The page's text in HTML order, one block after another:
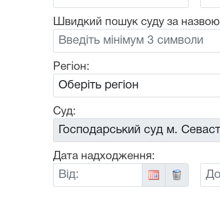
Швидкий пошук суду за
Регіон:
Суд:
Дата надходження:
Від:
До: